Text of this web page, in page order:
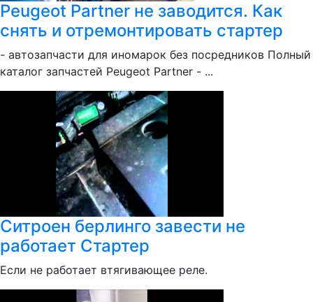
Peugeot Partner не заводится. Как
снять и отремонтировать стартер
- автозапчасти для иномарок без посредников Полный
каталог запчастей Peugeot Partner - ...
Ситроен берлинго завести не
работает Стартер
Если не работает втягивающее реле.